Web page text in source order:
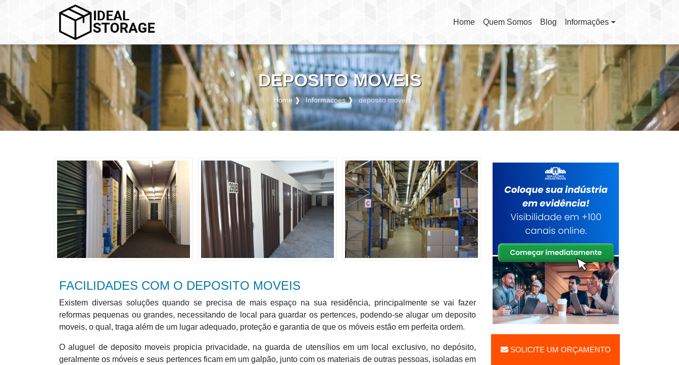
Home
(current)
Quem Somos Blog Informações
DEPOSITO MOVEIS
Home ❱ Informacoes ❱ deposito moveis
FACILIDADES COM O DEPOSITO MOVEIS
Existem diversas soluções quando se precisa de mais espaço na sua residência, principalmente se vai fazer
reformas pequenas ou grandes, necessitando de local para guardar os pertences, podendo-se alugar um deposito
moveis, o qual, traga além de um lugar adequado, proteção e garantia de que os móveis estão em perfeita ordem.
O aluguel de deposito moveis propicia privacidade, na guarda de utensílios em um local exclusivo, no depósito,
geralmente os móveis e seus pertences ficam em um galpão, junto com os materiais de outras pessoas, isoladas em
SOLICITE UM ORÇAMENTO